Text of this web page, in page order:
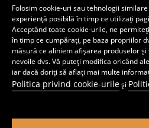
Folosim cookie-uri sau tehnologii
experiență posibilă în timp ce utilizați
Acceptând toate cookie-urile, ne
în timp ce cumpărați, pe baza propriilor
măsură ce aliniem afișarea produselor
nevoile dvs. Vă puteți modifica oricând
iar dacă doriți să aflați mai multe
Politica privind cookie-urileși